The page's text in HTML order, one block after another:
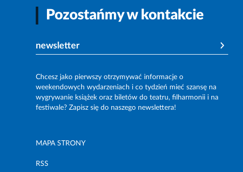
Pozostańmy w kontakcie
newsletter
Chcesz jako pierwszy otrzymywać informacje o
weekendowych wydarzeniach i co tydzień mieć szansę na
wygrywanie książek oraz biletów do teatru, filharmonii i na
festiwale? Zapisz się do naszego newslettera!
MAPA STRONY
RSS